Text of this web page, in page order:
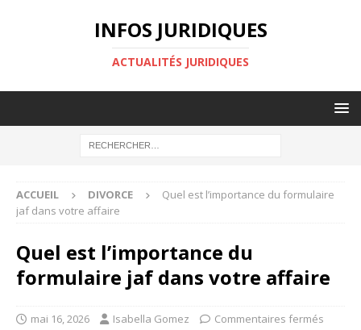
INFOS JURIDIQUES
ACTUALITÉS JURIDIQUES
ACCUEIL DIVORCE
Quel est l’importance du formulaire
jaf dans votre affaire
Quel est l’importance du
formulaire jaf dans votre affaire
mai 16, 2026 Isabella Gomez Commentaires fermés